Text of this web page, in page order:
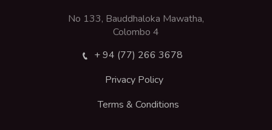
No 133, Bauddhaloka Mawatha,
Colombo 4
+ 94 (77) 266 3678
Privacy Policy
Terms & Conditions